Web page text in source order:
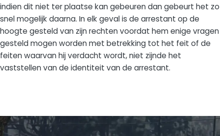
indien dit niet ter plaatse kan gebeuren dan gebeurt het zo
snel mogelijk daarna. In elk geval is de arrestant op de
hoogte gesteld van zijn rechten voordat hem enige vragen
gesteld mogen worden met betrekking tot het feit of de
feiten waarvan hij verdacht wordt, niet zijnde het
vaststellen van de identiteit van de arrestant.